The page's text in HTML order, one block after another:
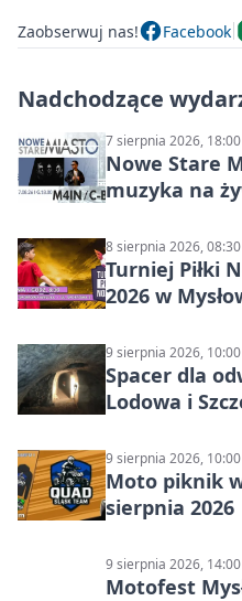
Zaobserwuj nas! Facebook
Nadchodzące
7 sierpnia 2026, 18:00
Nowe Stare
muzyka na
8 sierpnia 2026, 08:30
Turniej Piłki
2026 w
9 sierpnia 2026, 10:00
Spacer dla
Lodowa i
9 sierpnia 2026, 10:00
Moto piknik
sierpnia 2026
9 sierpnia 2026, 14:00
Motofest